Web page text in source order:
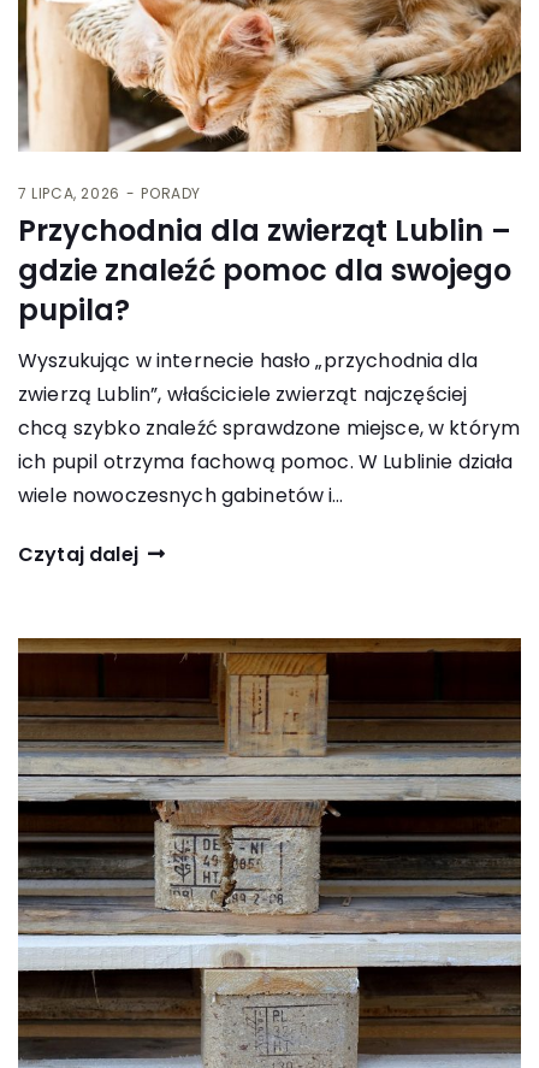
7 LIPCA, 2026 PORADY
Przychodnia dla zwierząt Lublin –
gdzie znaleźć pomoc dla swojego
pupila?
Wyszukując w internecie hasło „przychodnia dla
zwierzą Lublin”, właściciele zwierząt najczęściej
chcą szybko znaleźć sprawdzone miejsce, w którym
ich pupil otrzyma fachową pomoc. W Lublinie działa
wiele nowoczesnych gabinetów i…
Czytaj dalej